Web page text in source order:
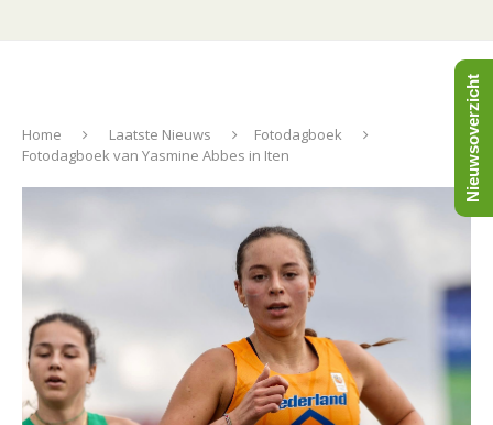
Home Laatste Nieuws
Fotodagboek
Fotodagboek van Yasmine Abbes in Iten
Nieuwsoverzicht